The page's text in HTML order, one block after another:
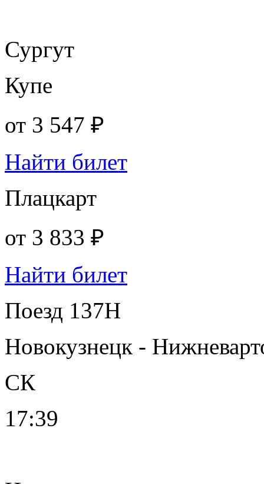
Сургут
Купе
от 3 547 ₽
Найти билет
Плацкарт
от 3 833 ₽
Найти билет
Поезд 137Н
Новокузнецк -
СК
17:39